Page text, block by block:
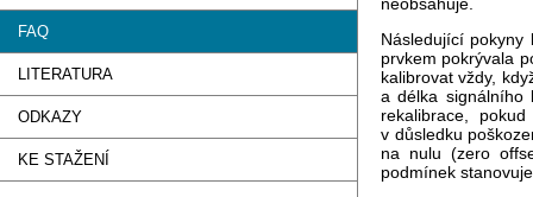
FAQ
LITERATURA
ODKAZY
KE STAŽENÍ
Následující
prvkem pokrývala
kalibrovat vždy,
a délka signálního
rekalibrace,
v důsledku
na nulu (zero
podmínek